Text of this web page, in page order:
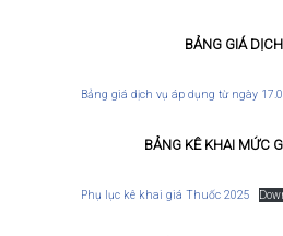
BẢNG GIÁ
Bảng giá dịch vụ áp dụng từ ngày
BẢNG KÊ KHAI MỨC
Phụ lục kê khai giá Thuốc 2025